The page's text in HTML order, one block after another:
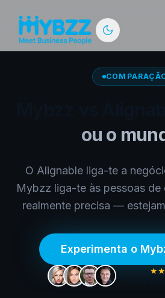
ou o
O Alignable liga-te a
Mybzz liga-te às pessoas de
realmente precisa —
Experimenta o
5,300+